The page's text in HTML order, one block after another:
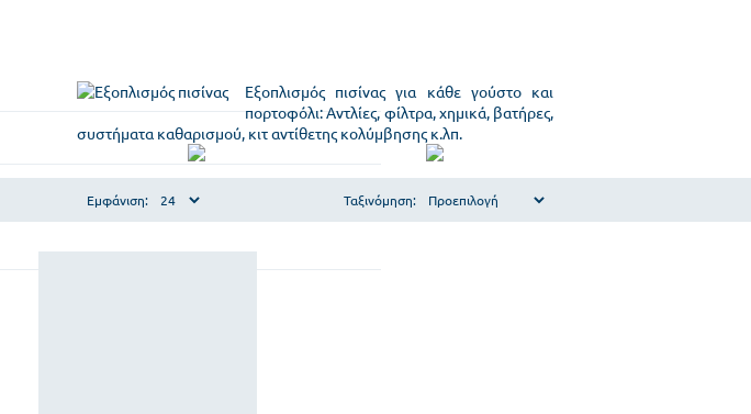
Εξοπλισμός πισίνας για κάθε γούστο και
πορτοφόλι: Αντλίες, φίλτρα, χημικά, βατήρες,
συστήματα καθαρισμού, κιτ αντίθετης κολύμβησης κ.λπ.
Εμφάνιση: Ταξινόμηση: